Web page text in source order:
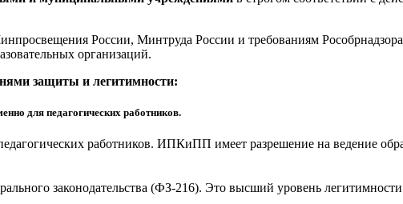
России, Минтруда России и требованиям
организаций.
защиты и легитимности:
для педагогических работников.
работников. ИПКиПП имеет разрешение на ведение
законодательства (ФЗ-216). Это высший уровень